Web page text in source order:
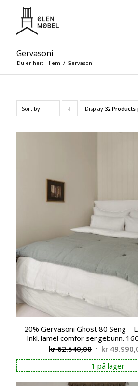
Gervasoni
Du er her: Hjem / Gervasoni
Sort by Click
Display 32 Products
-20% Gervasoni Ghost 80 Seng –
Inkl. lamel comfor sengebunn.
kr62.540,00 Opprinnelig
pris
var:
kr 62.540,00.
kr
1 på lager